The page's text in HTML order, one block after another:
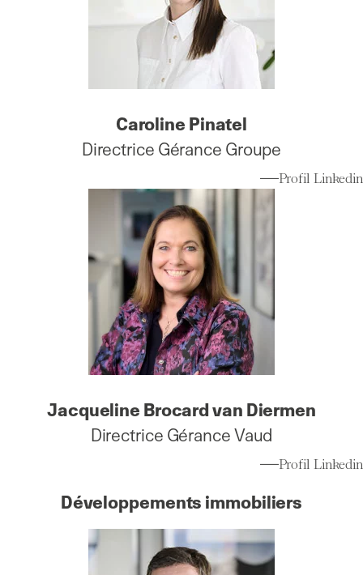
Caroline Pinatel
Directrice Gérance Groupe
Profil Linkedin
Jacqueline Brocard van Diermen
Directrice Gérance Vaud
Profil Linkedin
Développements immobiliers